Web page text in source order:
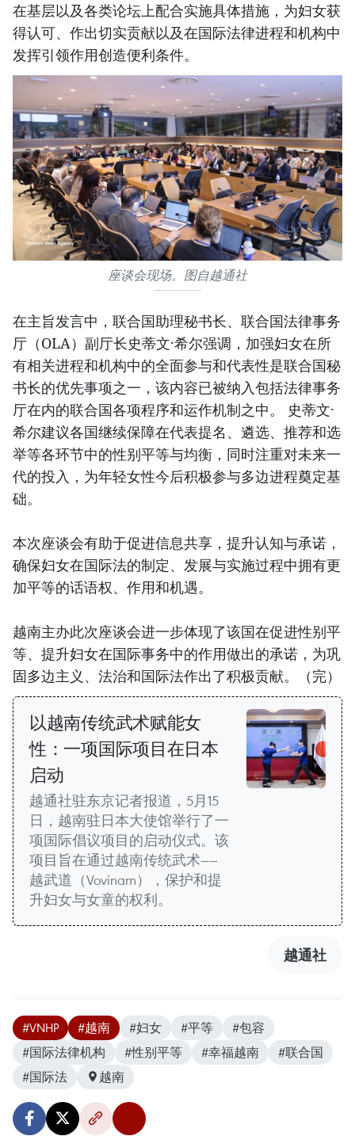
在基层以及各类论坛上配合实施具体措施，为妇女获
得认可、作出切实贡献以及在国际法律进程和机构中
发挥引领作用创造便利条件。
座谈会现场。图自越通社
在主旨发言中，联合国助理秘书长、联合国法律事务
厅（OLA）副厅长史蒂文·希尔强调，加强妇女在所
有相关进程和机构中的全面参与和代表性是联合国秘
书长的优先事项之一，该内容已被纳入包括法律事务
厅在内的联合国各项程序和运作机制之中。 史蒂文·
希尔建议各国继续保障在代表提名、遴选、推荐和选
举等各环节中的性别平等与均衡，同时注重对未来一
代的投入，为年轻女性今后积极参与多边进程奠定基
础。
本次座谈会有助于促进信息共享，提升认知与承诺，
确保妇女在国际法的制定、发展与实施过程中拥有更
加平等的话语权、作用和机遇。
越南主办此次座谈会进一步体现了该国在促进性别平
等、提升妇女在国际事务中的作用做出的承诺，为巩
固多边主义、法治和国际法作出了积极贡献。（完）
以越南传统武术赋能女
性：一项国际项目在日本
启动
越通社驻东京记者报道，5月15
日，越南驻日本大使馆举行了一
项国际倡议项目的启动仪式。该
项目旨在通过越南传统武术——
越武道（Vovinam），保护和提
升妇女与女童的权利。
越通社
#VNHP #越南 #妇女 #平等
#包容
#国际法律机构
#性别平等 #幸福越南
#联合国
#国际法
越南